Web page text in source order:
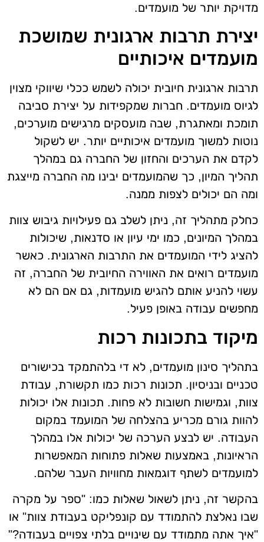
מדויקת יותר של מועמדים.
יצירת תרבות ארגונית שמושכת
מועמדים איכותיים
תרבות ארגונית חיובית יכולה לשמש ככלי שיווקי מצוין
לגיוס מועמדים. חברות שמקפידות על יצירת סביבה
תומכת ומאתגרת, שבה מועסקים מרגישים מוערכים,
נוטות למשוך מועמדים איכותיים יותר. יש לשקול
לקדם את הערכים והחזון של החברה גם במהלך
תהליך המיון, כך שהמועמדים יבינו מה החברה מייצגת
ומה הם יכולים לצפות ממנה.
כחלק מתהליך זה, ניתן לשלב גם פעילויות גיבוש צוות
במהלך המיונים, כמו ימי עיון או סדנאות, שיכולות
להציג לידי המועמדים את התרבות הארגונית. כאשר
מועמדים רואים את האווירה החיובית של החברה, זה
עשוי להניע אותם להגיש מועמדות, גם אם הם לא
מחפשים עבודה באופן פעיל.
מיקוד בתכונות רכות
בתהליך סינון מועמדים, לא די בלהתמקד בכישורים
טכניים ובניסיון. תכונות רכות כמו תקשורת, עבודת
צוות, וגמישות חשובות לא פחות. תכונות אלו יכולות
להוות גורם מכריע בהצלחה של המועמד במקום
העבודה. יש לבצע הערכה של יכולות אלו במהלך
הראיונות, באמצעות שאלות פתוחות המאפשרות
למועמדים לשתף דוגמאות מחוויות העבר שלהם.
בהקשר זה, ניתן לשאול שאלות כמו: "ספר על מקרה
שבו נאלצת להתמודד עם קונפליקט בעבודת צוות" או
"איך אתה מתמודד עם שינויים בלתי צפויים בעבודה?"